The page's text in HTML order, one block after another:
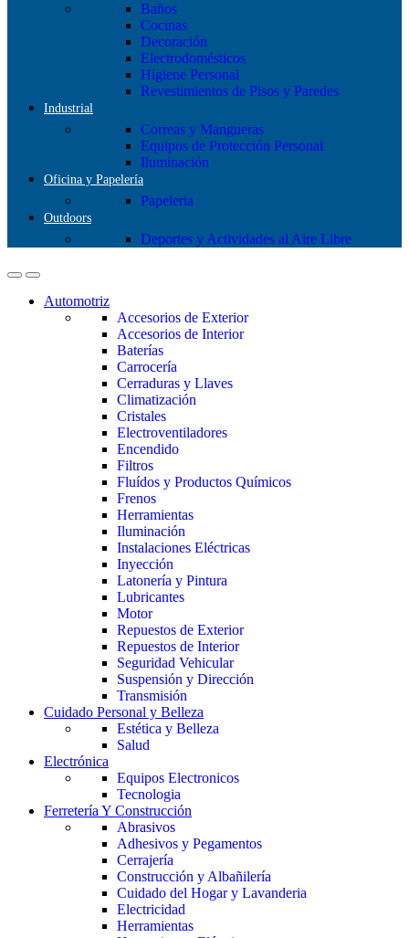
Baños
Cocinas
Decoración
Electrodomésticos
Higiene Personal
Revestimientos de Pisos y Paredes
Industrial
Correas y Mangueras
Equipos de Protección Personal
Iluminación
Oficina y Papelería
Papeleria
Outdoors
Deportes y Actividades al Aire Libre
Automotriz
Accesorios de Exterior
Accesorios de Interior
Baterías
Carrocería
Cerraduras y Llaves
Climatización
Cristales
Electroventiladores
Encendido
Filtros
Fluídos y Productos Químicos
Frenos
Herramientas
Iluminación
Instalaciones Eléctricas
Inyección
Latonería y Pintura
Lubricantes
Motor
Repuestos de Exterior
Repuestos de Interior
Seguridad Vehicular
Suspensión y Dirección
Transmisión
Cuidado Personal y Belleza
Estética y Belleza
Salud
Electrónica
Equipos Electronicos
Tecnologia
Ferretería Y Construcción
Abrasivos
Adhesivos y Pegamentos
Cerrajería
Construcción y Albañilería
Cuidado del Hogar y Lavanderia
Electricidad
Herramientas